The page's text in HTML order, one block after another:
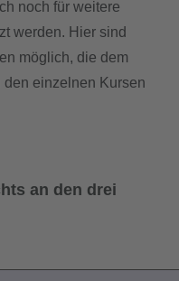
noch für weitere
werden. Hier sind
möglich, die dem
einzelnen Kursen
an den drei